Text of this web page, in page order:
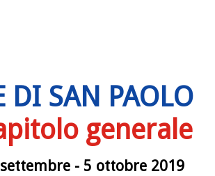
DI SAN PAOLO
generale
- 5 ottobre 2019